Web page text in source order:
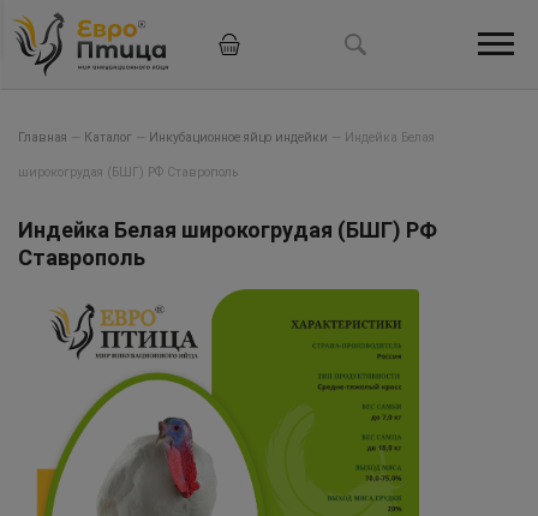
Главная — Каталог — Инкубационное яйцо индейки — Индейка Белая
широкогрудая (БШГ) РФ Ставрополь
Индейка Белая широкогрудая (БШГ) РФ
Ставрополь
Hit